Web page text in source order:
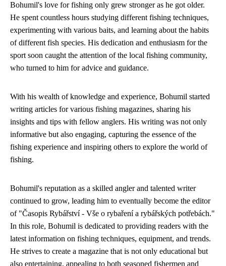
Bohumil's love for fishing only grew stronger as he got older.
He spent countless hours studying different fishing techniques,
experimenting with various baits, and learning about the habits
of different fish species. His dedication and enthusiasm for the
sport soon caught the attention of the local fishing community,
who turned to him for advice and guidance.
With his wealth of knowledge and experience, Bohumil started
writing articles for various fishing magazines, sharing his
insights and tips with fellow anglers. His writing was not only
informative but also engaging, capturing the essence of the
fishing experience and inspiring others to explore the world of
fishing.
Bohumil's reputation as a skilled angler and talented writer
continued to grow, leading him to eventually become the editor
of "Časopis Rybářství - Vše o rybaření a rybářských potřebách."
In this role, Bohumil is dedicated to providing readers with the
latest information on fishing techniques, equipment, and trends.
He strives to create a magazine that is not only educational but
also entertaining, appealing to both seasoned fishermen and